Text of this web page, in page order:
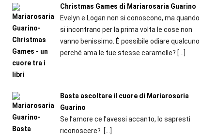
Christmas Games di Mariarosaria Guarino
Evelyn e Logan non si conoscono, ma quando
si incontrano per la prima volta le cose non
vanno benissimo. È possibile odiare qualcuno
perché ama le tue stesse caramelle? […]
Basta ascoltare il cuore di Mariarosaria
Guarino
Se l’amore ce l’avessi accanto, lo sapresti
riconoscere? […]